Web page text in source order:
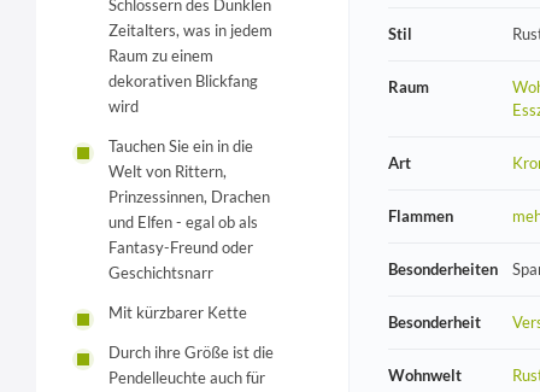
Schlössern des Dunklen
Zeitalters, was in jedem
Raum zu einem
dekorativen Blickfang
wird
Tauchen Sie ein in die
Welt von Rittern,
Prinzessinnen, Drachen
und Elfen - egal ob als
Fantasy-Freund oder
Geschichtsnarr
Mit kürzbarer Kette
Durch ihre Größe ist die
Pendelleuchte auch für
Stil
Raum
Art
Flammen
Besonderheiten
Besonderheit
Wohnwelt